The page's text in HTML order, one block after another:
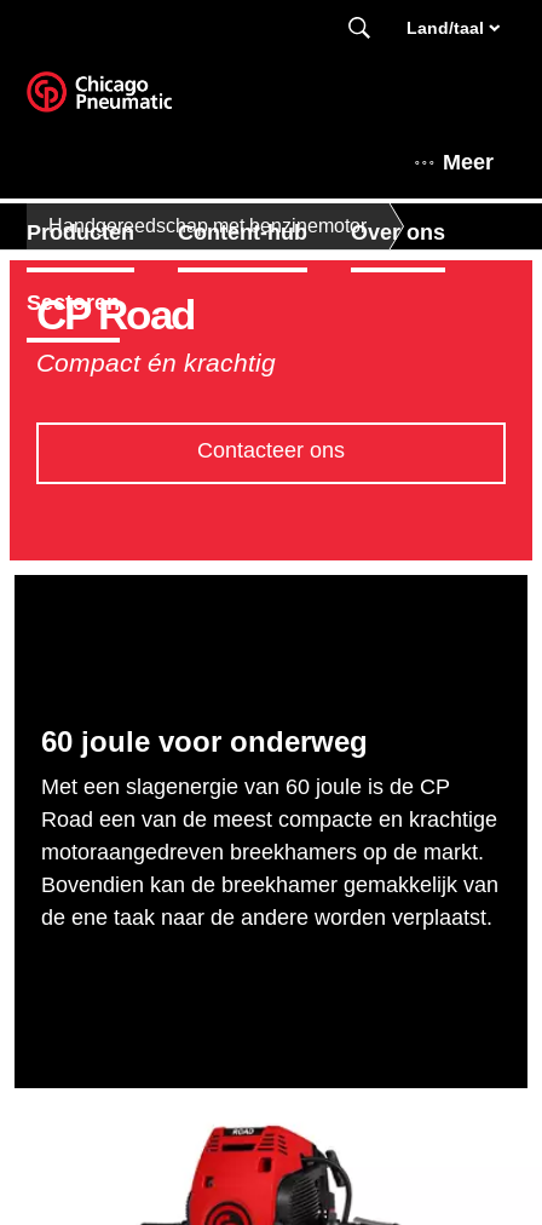
Land/taal
Meer
Producten Content-hub Over ons
Sectoren
Handgereedschap met benzinemotor
CP Road
Compact én krachtig
Contacteer ons
60 joule voor onderweg
Met een slagenergie van 60 joule is de CP
Road een van de meest compacte en krachtige
motoraangedreven breekhamers op de markt.
Bovendien kan de breekhamer gemakkelijk van
de ene taak naar de andere worden verplaatst.